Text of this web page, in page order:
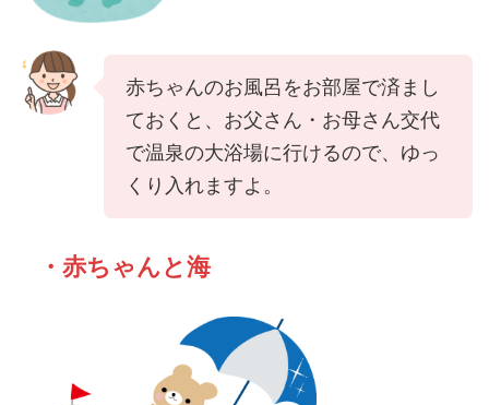
赤ちゃんのお風呂をお部屋で済まし
ておくと、お父さん・お母さん交代
で温泉の大浴場に行けるので、ゆっ
くり入れますよ。
・赤ちゃんと海